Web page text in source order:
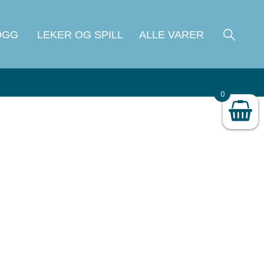
LEKER OG SPILL ALLE VARER
0